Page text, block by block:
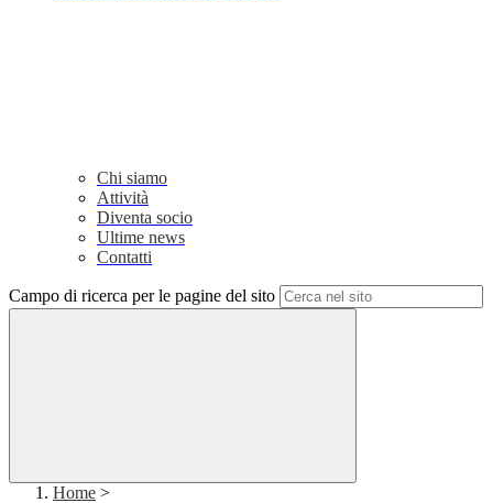
Chi siamo
Attività
Diventa socio
Ultime news
Contatti
Campo di ricerca per le pagine del sito
Home >